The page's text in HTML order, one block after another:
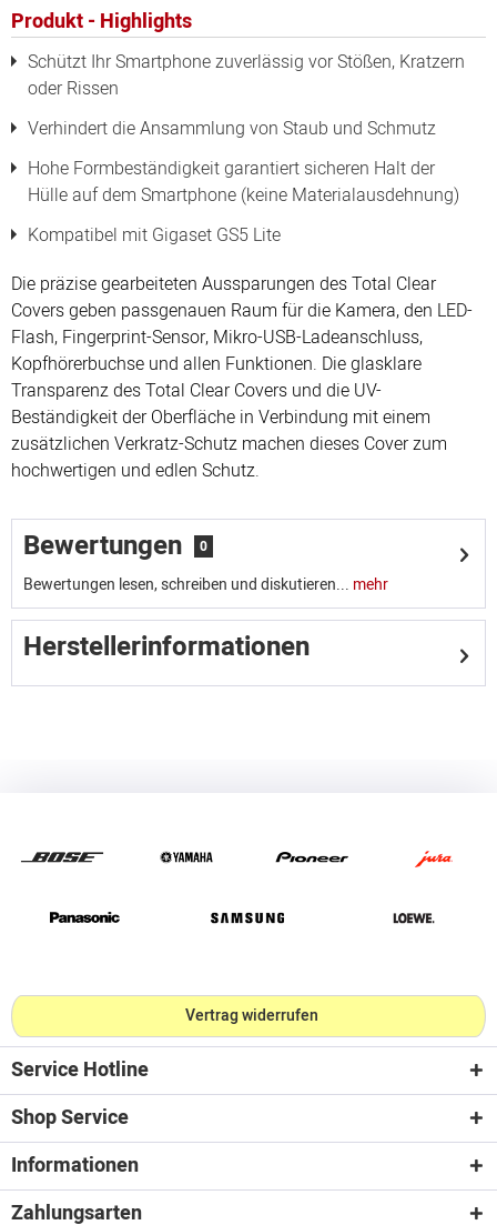
Produkt - Highlights
Schützt Ihr Smartphone zuverlässig vor Stößen, Kratzern
oder Rissen
Verhindert die Ansammlung von Staub und Schmutz
Hohe Formbeständigkeit garantiert sicheren Halt der
Hülle auf dem Smartphone (keine Materialausdehnung)
Kompatibel mit Gigaset GS5 Lite
Die präzise gearbeiteten Aussparungen des Total Clear
Covers geben passgenauen Raum für die Kamera, den LED-
Flash, Fingerprint-Sensor, Mikro-USB-Ladeanschluss,
Kopfhörerbuchse und allen Funktionen. Die glasklare
Transparenz des Total Clear Covers und die UV-
Beständigkeit der Oberfläche in Verbindung mit einem
zusätzlichen Verkratz-Schutz machen dieses Cover zum
hochwertigen und edlen Schutz.
Bewertungen 0
Bewertungen lesen, schreiben und diskutieren... mehr
Herstellerinformationen
Vertrag widerrufen
Service Hotline
Shop Service
Informationen
Zahlungsarten